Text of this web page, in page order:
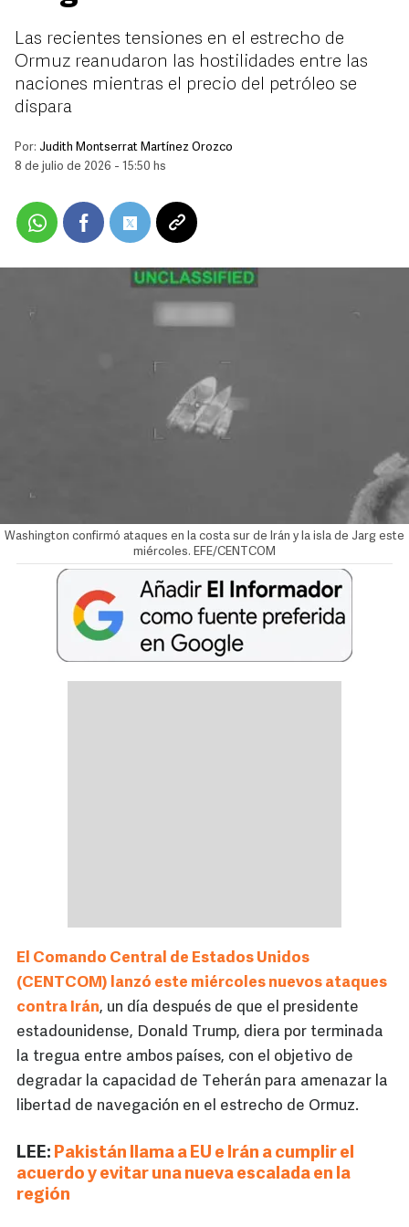
Las recientes tensiones en el estrecho de
Ormuz reanudaron las hostilidades entre las
naciones mientras el precio del petróleo se
dispara
Por: Judith Montserrat Martínez Orozco
8 de julio de 2026 - 15:50 hs
Washington confirmó ataques en la costa sur de Irán y la isla de Jarg este
miércoles. EFE/CENTCOM
El Comando Central de Estados Unidos
(CENTCOM) lanzó este miércoles nuevos ataques
contra Irán, un día después de que el presidente
estadounidense, Donald Trump, diera por terminada
la tregua entre ambos países, con el objetivo de
degradar la capacidad de Teherán para amenazar la
libertad de navegación en el estrecho de Ormuz.
LEE: Pakistán llama a EU e Irán a cumplir el
acuerdo y evitar una nueva escalada en la
región